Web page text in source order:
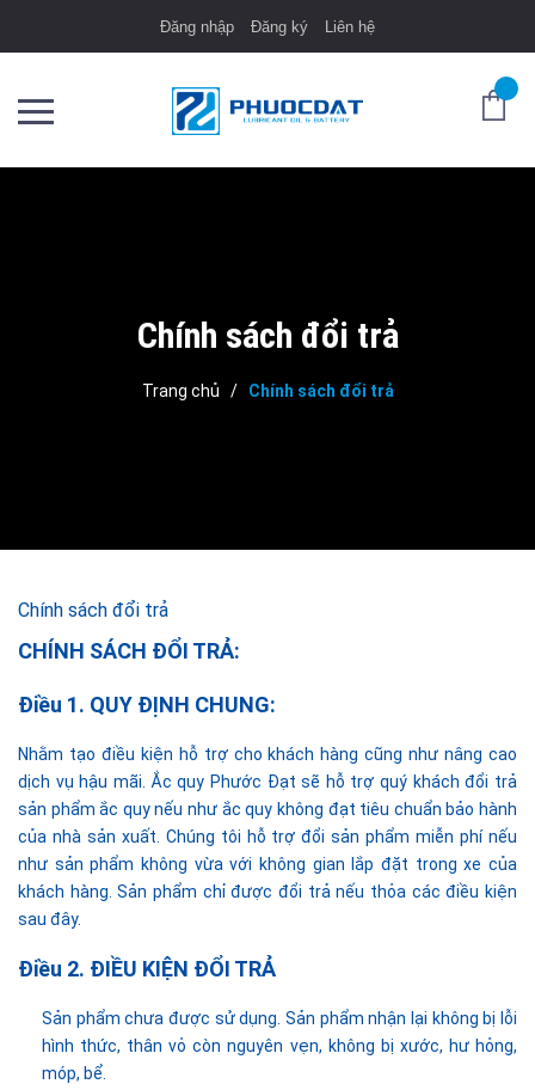
Đăng nhập Đăng ký Liên hệ
Chính sách đổi trả
Trang chủ / Chính sách đổi trả
Chính sách đổi trả
CHÍNH SÁCH ĐỔI TRẢ:
Điều 1. QUY ĐỊNH CHUNG:
Nhằm tạo điều kiện hỗ trợ cho khách hàng cũng như nâng cao
dịch vụ hậu mãi. Ắc quy Phước Đạt sẽ hỗ trợ quý khách đổi trả
sản phẩm ắc quy nếu như ắc quy không đạt tiêu chuẩn bảo hành
của nhà sản xuất. Chúng tôi hỗ trợ đổi sản phẩm miễn phí nếu
như sản phẩm không vừa với không gian lắp đặt trong xe của
khách hàng. Sản phẩm chỉ được đổi trả nếu thỏa các điều kiện
sau đây.
Điều 2. ĐIỀU KIỆN ĐỔI TRẢ
Sản phẩm chưa được sử dụng. Sản phẩm nhận lại không bị lỗi
hình thức, thân vỏ còn nguyên vẹn, không bị xước, hư hỏng,
móp, bể.